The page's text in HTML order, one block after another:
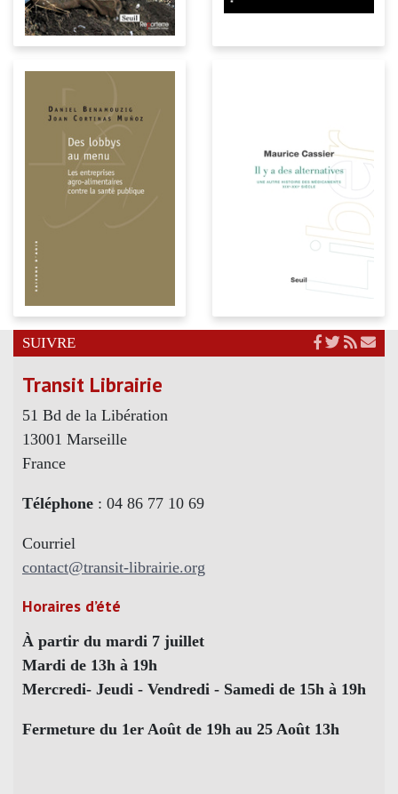
SUIVRE
Transit Librairie
51 Bd de la Libération
13001 Marseille
France
Téléphone : 04 86 77 10 69
Courriel
contact@transit-librairie.org
Horaires d’été
À partir du mardi 7 juillet
Mardi de 13h à 19h
Mercredi- Jeudi - Vendredi - Samedi de 15h à 19h
Fermeture du 1er Août de 19h au 25 Août 13h